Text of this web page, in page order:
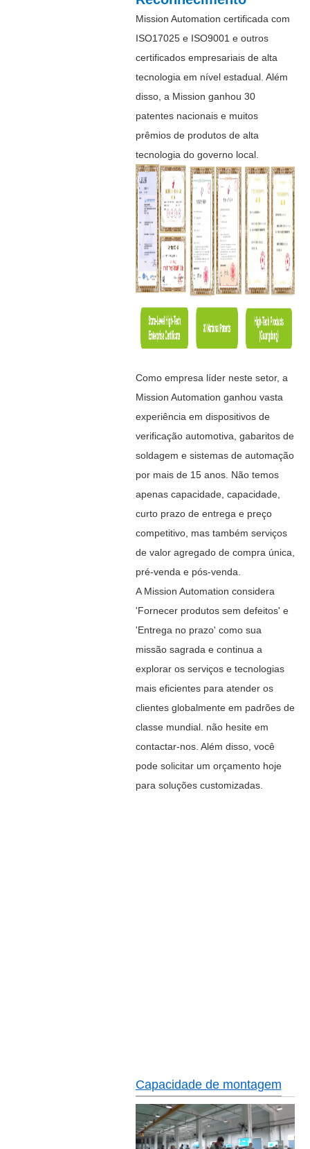
Mission Automation certificada com
ISO17025 e ISO9001 e outros
certificados empresariais de alta
tecnologia em nível estadual. Além
disso, a Mission ganhou 30
patentes nacionais e muitos
prêmios de produtos de alta
tecnologia do governo local.
Como empresa líder neste setor, a
Mission Automation ganhou vasta
experiência em dispositivos de
verificação automotiva, gabaritos de
soldagem e sistemas de automação
por mais de 15 anos. Não temos
apenas capacidade, capacidade,
curto prazo de entrega e preço
competitivo, mas também serviços
de valor agregado de compra única,
pré-venda e pós-venda.
A Mission Automation considera
'Fornecer produtos sem defeitos' e
'Entrega no prazo' como sua
missão sagrada e continua a
explorar os serviços e tecnologias
mais eficientes para atender os
clientes globalmente em padrões de
classe mundial. não hesite em
contactar-nos. Além disso, você
pode solicitar um orçamento hoje
para soluções customizadas.
Capacidade de montagem